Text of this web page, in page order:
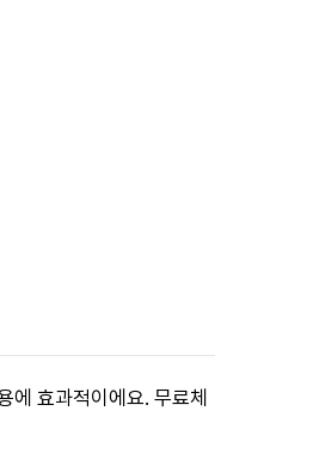
에 효과적이에요. 무료체